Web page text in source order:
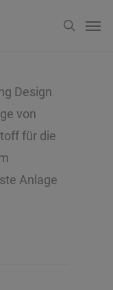
Design
von
für die
Anlage